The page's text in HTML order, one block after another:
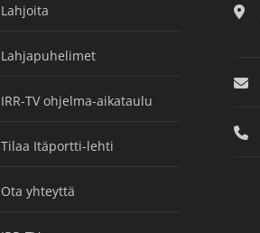
Lahjoita
Lahjapuhelimet
IRR-TV ohjelma-aikataulu
Tilaa Itäportti-lehti
Ota yhteyttä